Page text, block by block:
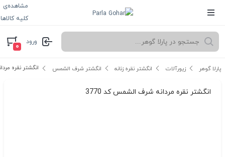
مشاهده‌ی
کلیه کالاها
ورود
۰
پارلا گوهر زیورآلات انگشتر نقره زنانه انگشتر شرف الشمس انگشتر نقره
انگشتر نقره مردانه شرف الشمس کد 3770